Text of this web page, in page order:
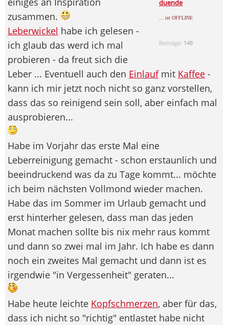
duende
... ist OFFLINE
Beiträge: 148
zusammen.
Leberwickel habe ich gelesen -
ich glaub das werd ich mal
probieren - da freut sich die
Leber ... Eventuell auch den Einlaufmit Kaffee -
kann ich mir jetzt noch nicht so ganz vorstellen,
dass das so reinigend sein soll, aber einfach mal
ausprobieren...
Habe im Vorjahr das erste Mal eine
Leberreinigung gemacht - schon erstaunlich und
beeindruckend was da zu Tage kommt... möchte
ich beim nächsten Vollmond wieder machen.
Habe das im Sommer im Urlaub gemacht und
erst hinterher gelesen, dass man das jeden
Monat machen sollte bis nix mehr raus kommt
und dann so zwei mal im Jahr. Ich habe es dann
noch ein zweites Mal gemacht und dann ist es
irgendwie "in Vergessenheit" geraten...
Habe heute leichte Kopfschmerzen, aber für das,
dass ich nicht so "richtig" entlastet habe nicht